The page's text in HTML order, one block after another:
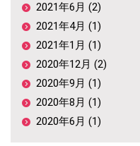
2021年6月 (2)
2021年4月 (1)
2021年1月 (1)
2020年12月 (2)
2020年9月 (1)
2020年8月 (1)
2020年6月 (1)